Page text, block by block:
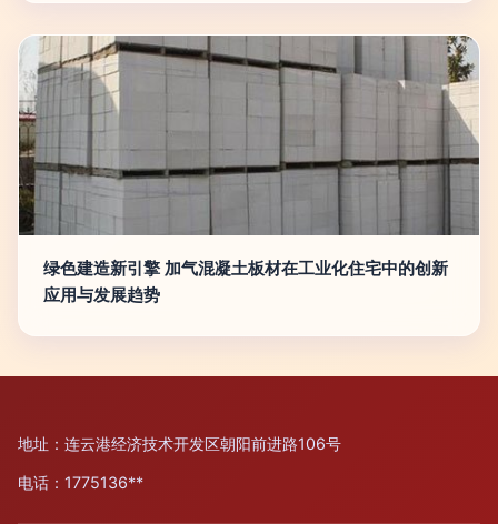
绿色建造新引擎 加气混凝土板材在工业化住宅中的创新
应用与发展趋势
地址：连云港经济技术开发区朝阳前进路106号
电话：1775136**